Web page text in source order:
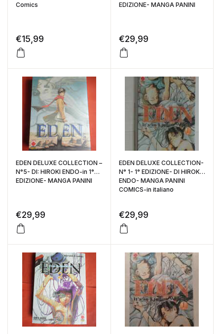
Comics
€15,99
EDIZIONE- MANGA PANINI
€29,99
EDEN DELUXE COLLECTION –
N°5- DI: HIROKI ENDO-in 1°
EDIZIONE- MANGA PANINI
€29,99
EDEN DELUXE COLLECTION-
N° 1- 1° EDIZIONE- DI HIROKI
ENDO- MANGA PANINI
COMICS-in italiano
€29,99